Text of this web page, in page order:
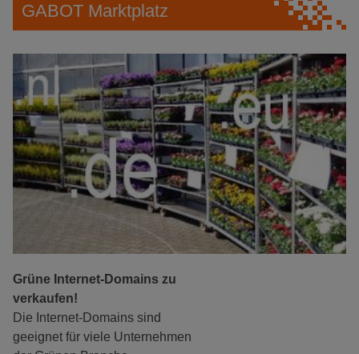
GABOT Marktplatz
Grüne Internet-Domains zu
verkaufen!
Die Internet-Domains sind
geeignet für viele Unternehmen